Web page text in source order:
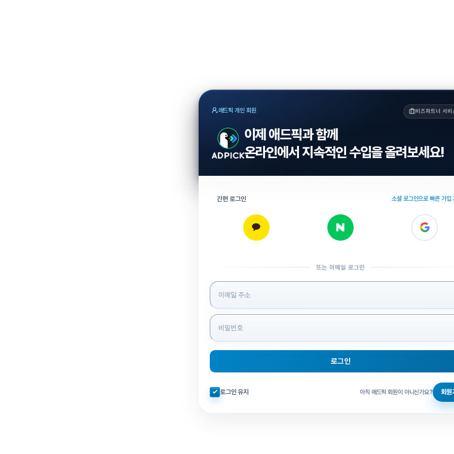
애드픽 개인 회원 비즈파트너 서비
이제 애드픽과 함께
온라인에서 지속적인 수입을 올려보세요!
간편 로그인 소셜 로그인으로 빠른 가입
또는 이메일 로그인
로그인 정보 입력
로그인
자동로그인 체크
로그인 유지 아직 애드픽 회원이 아니신가요? 회원